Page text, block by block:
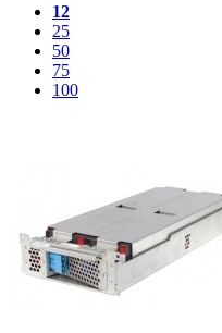
12
25
50
75
100